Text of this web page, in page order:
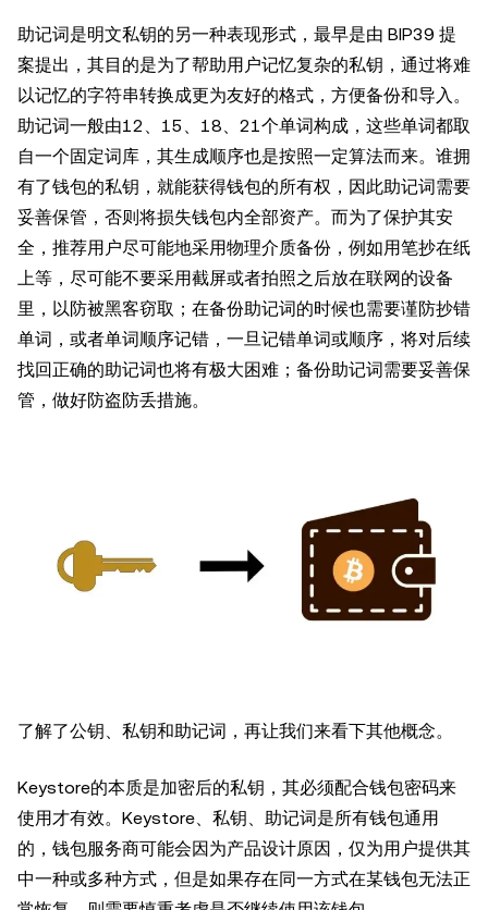
助记词是明文私钥的另一种表现形式，最早是由 BIP39 提
案提出，其目的是为了帮助用户记忆复杂的私钥，通过将难
以记忆的字符串转换成更为友好的格式，方便备份和导入。
助记词一般由12、15、18、21个单词构成，这些单词都取
自一个固定词库，其生成顺序也是按照一定算法而来。谁拥
有了钱包的私钥，就能获得钱包的所有权，因此助记词需要
妥善保管，否则将损失钱包内全部资产。而为了保护其安
全，推荐用户尽可能地采用物理介质备份，例如用笔抄在纸
上等，尽可能不要采用截屏或者拍照之后放在联网的设备
里，以防被黑客窃取；在备份助记词的时候也需要谨防抄错
单词，或者单词顺序记错，一旦记错单词或顺序，将对后续
找回正确的助记词也将有极大困难；备份助记词需要妥善保
管，做好防盗防丢措施。
了解了公钥、私钥和助记词，再让我们来看下其他概念。
Keystore的本质是加密后的私钥，其必须配合钱包密码来
使用才有效。Keystore、私钥、助记词是所有钱包通用
的，钱包服务商可能会因为产品设计原因，仅为用户提供其
中一种或多种方式，但是如果存在同一方式在某钱包无法正